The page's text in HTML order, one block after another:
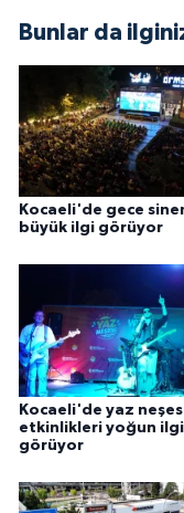
Bunlar da
Kocaeli'de gece
büyük ilgi görüyor
Kocaeli'de yaz
etkinlikleri yoğun ilgi
görüyor